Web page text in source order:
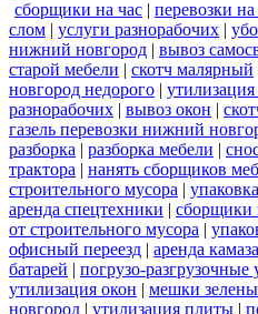
сборщики на час | перевозки
слом | услуги разнорабочих |
нижний новгород | вывоз
старой мебели | скотч малярный
новгород недорого |
разнорабочих | вывоз окон |
газель перевозки нижний
разборка | разборка мебели |
трактора | нанять сборщиков
строительного мусора | упаковка
аренда спецтехники | сборщики
от строительного мусора |
офисный переезд | аренда камаза
батарей | погрузо-разгрузочные
утилизация окон | мешки
новгород | утилизация плиты |